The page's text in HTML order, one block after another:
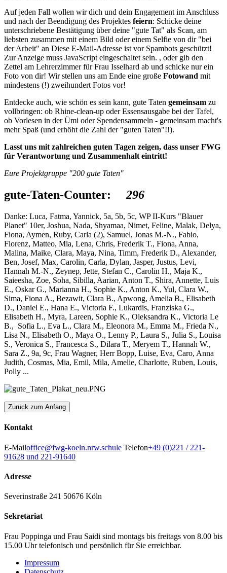
Auf jeden Fall wollen wir dich und dein Engagement im Anschluss
und nach der Beendigung des Projektes feiern: Schicke deine
unterschriebene Bestätigung über deine "gute Tat" als Scan, am
liebsten zusammen mit einem Bild oder einem Selfie von dir "bei
der Arbeit" an Diese E-Mail-Adresse ist vor Spambots geschützt!
Zur Anzeige muss JavaScript eingeschaltet sein. , oder gib den
Zettel am Lehrerzimmer für Frau Isselhard ab und schicke nur ein
Foto von dir! Wir stellen uns am Ende eine große Fotowand mit
mindestens (!) zweihundert Fotos vor!
Entdecke auch, wie schön es sein kann, gute Taten gemeinsam zu
vollbringen: ob Rhine-clean-up oder Essensausgabe bei der Tafel,
ob Vorlesen in der Ümi oder Spendensammeln - gemeinsam macht's
mehr Spaß (und erhöht die Zahl der "guten Taten"!!).
Lasst uns mit zahlreichen guten Tagen zeigen, dass unser FWG
für Verantwortung und Zusammenhalt eintritt!
Eure Projektgruppe "200 gute Taten"
gute-Taten-Counter: 296
Danke: Luca, Fatma, Yannick, 5a, 5b, 5c, WP II-Kurs "Blauer
Planet" 10er, Joshua, Nada, Shyamaa, Nimet, Feline, Malak, Delya,
Fiona, Aymen, Ruby, Carla (2), Samuel, Jonas M.-N., Fabio,
Florenz, Matteo, Mia, Lena, Chris, Frederik T., Fiona, Anna,
Malina, Maike, Clara, Maya, Nina, Timm, Frederik D., Alexander,
Ben, Josef, Max, Carolin, Carla, Dylan, Jasper, Justus, Levi,
Hannah M.-N., Zeynep, Jette, Stefan C., Carolin H., Maja K.,
Saieesha, Zoe, Soha, Sibilla, Aarian, Anton T., Shira, Annette, Luis
E., Oskar G., Marianna H., Sophie K., Anton K., Yul, Clara W.,
Sima, Fiona A., Bezawit, Clara B., Apwong, Amelia B., Elisabeth
D., Daniel E., Hana E., Victoria F., Lukardis, Franziska G.,
Elisabeth H., Myra, Lareen, Sophie K., Oleksandra K., Victoria Le
B., Sofia L., Eva L., Clara M., Eleonora M., Emma M., Frieda N.,
Lisa N., Elisabeth O., Maya O., Lenny P., Laura S., Julia S., Louisa
S., Veronica S., Francesca S., Dilara T., Meryem T., Hannah W.,
Sara Z., 9a, 9c, Frau Wagner, Herr Bopp, Luise, Eva, Caro, Anna
Judith, Cosmas, Mia, Emil, Mila, Amelie, Charlotte, Ruben, Louis,
Polly ...
Zurück zum Anfang
Kontakt
E-Mailoffice@fwg-koeln.nrw.schule Telefon+49 (0)221 / 221-
91628 und 221-91640
Adresse
Severinstraße 241 50676 Köln
Sekretariat
Frau Poppinga und Frau Saidi sind montags bis freitags von 8.00 bis
15.00 Uhr telefonisch und persönlich für Sie erreichbar.
Impressum